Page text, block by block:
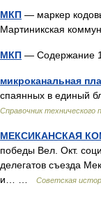
МКП — маркер
Мартиникская
МКП — Содержание
микроканальная
спаянных в единый
Справочник технического
МЕКСИКАНСКАЯ
победы Вел. Окт.
делегатов съезда
и… …
Советская